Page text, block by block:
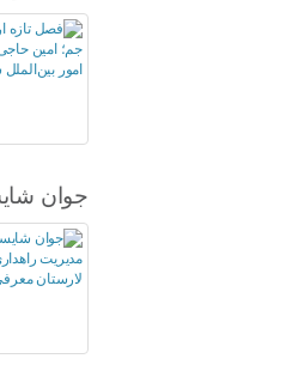
سکاندار
بین‌الملل
جوان
سرپرست
اداره
لارستان